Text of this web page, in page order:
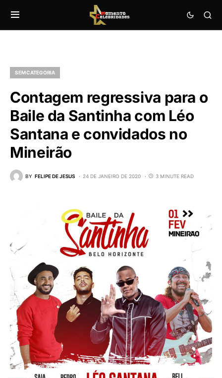
SEM CATEGORIA
Contagem regressiva para o
Baile da Santinha com Léo
Santana e convidados no
Mineirão
BY FELIPE DE JESUS 24 DE JANEIRO DE 2020 3 MINUTE READ